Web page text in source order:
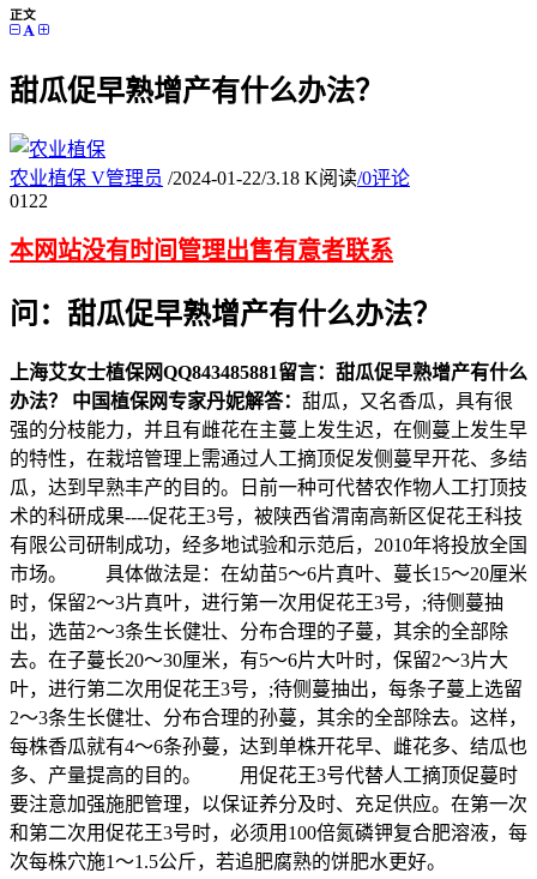
正文
甜瓜促早熟增产有什么办法？
农业植保 V管理员 /2024-01-22/3.18 K阅读/0评论
01 22
本网站没有时间管理出售有意者联系
问：甜瓜促早熟增产有什么办法？
上海艾女士植保网QQ843485881留言：甜瓜促早熟增产有什么
办法？
中国植保网专家丹妮解答： 甜瓜，又名香瓜，具有很
强的分枝能力，并且有雌花在主蔓上发生迟，在侧蔓上发生早
的特性，在栽培管理上需通过人工摘顶促发侧蔓早开花、多结
瓜，达到早熟丰产的目的。日前一种可代替农作物人工打顶技
术的科研成果----促花王3号，被陕西省渭南高新区促花王科技
有限公司研制成功，经多地试验和示范后，2010年将投放全国
市场。 具体做法是：在幼苗5～6片真叶、蔓长15～20厘米
时，保留2～3片真叶，进行第一次用促花王3号，;待侧蔓抽
出，选苗2～3条生长健壮、分布合理的子蔓，其余的全部除
去。在子蔓长20～30厘米，有5～6片大叶时，保留2～3片大
叶，进行第二次用促花王3号，;待侧蔓抽出，每条子蔓上选留
2～3条生长健壮、分布合理的孙蔓，其余的全部除去。这样，
每株香瓜就有4～6条孙蔓，达到单株开花早、雌花多、结瓜也
多、产量提高的目的。 用促花王3号代替人工摘顶促蔓时
要注意加强施肥管理，以保证养分及时、充足供应。在第一次
和第二次用促花王3号时，必须用100倍氮磷钾复合肥溶液，每
次每株穴施1～1.5公斤，若追肥腐熟的饼肥水更好。